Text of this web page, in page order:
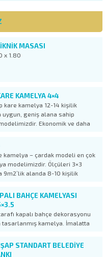
MASASI
x 1.80
KAMELYA 4×4
kare kamelya 12-14 kişilik
uygun, geniş alana sahip
Ekonomik ve daha
1 metrekare daha
Lambri üstü shingle
kamelya – çardak modeli en çok
modelimizdir. Ölçüleri 3×3
9m2’lik alanda 8-10 kişilik
en başta, özel mülkler
bahçelerinde, site
BAHÇE KAMELYASI
kapalı bahçe dekorasyonu
tasarlanmış kamelya. İmalatta
Vakum emprenye işlemi
ahşabın hizmet ömrü
STANDART BELEDIYE